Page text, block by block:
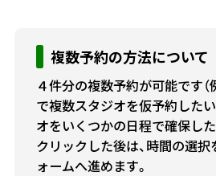
複数予約の方法について
４件分の複数予約が可能です（
で複数スタジオを仮予約した
オをいくつかの日程で確保し
クリックした後は、時間の選
ォームへ進めます。